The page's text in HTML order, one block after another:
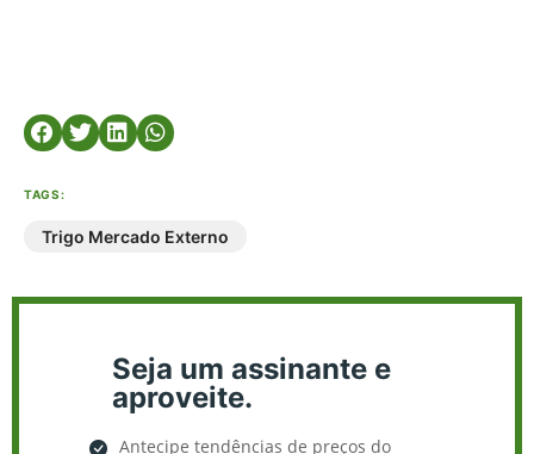
TAGS:
Trigo Mercado Externo
Seja um assinante e
aproveite.
Antecipe tendências de preços do